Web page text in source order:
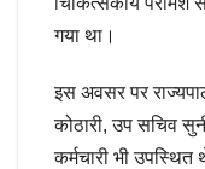
गया था।
इस अवसर पर
कोठारी, उप सचिव
कर्मचारी भी उपस्थित